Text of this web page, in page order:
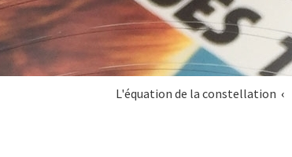
L'équation de la constellation